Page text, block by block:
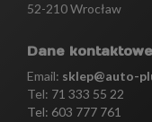
52-210 Wrocław
Dane kontaktowe
Email: sklep@auto-
Tel: 71 333 55 22
Tel: 603 777 761